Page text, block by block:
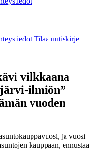
Tilaa uutiskirje
vilkkaana
ilmiön”
vuoden
ja vuosi
kauppaan, ennustaa